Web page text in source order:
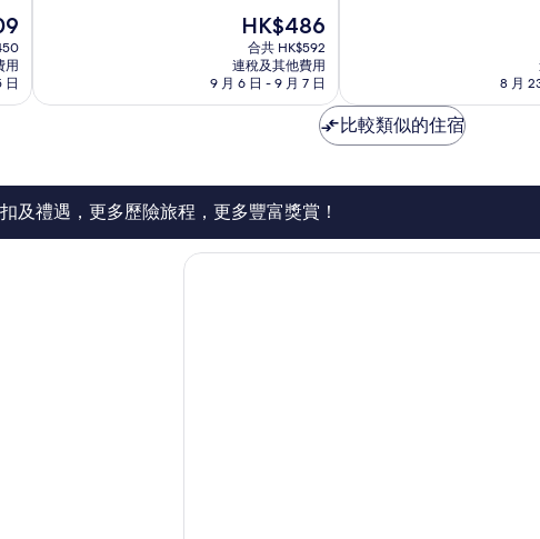
用
日
優
評
價
現
售
HK$486
HK$486
合共 HK$592
連稅及其他費用
9 月 6 日 - 9 月 7 日
卓
越，
169
評
評
8 月
比較類似的住宿
及禮遇，更多歷險旅程，更多豐富獎賞！